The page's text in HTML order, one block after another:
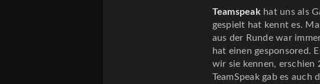
Teamspeak hat uns als
gespielt hat kennt es.
aus der Runde war
hat einen gesponsored.
wir sie kennen, erschien
TeamSpeak gab es